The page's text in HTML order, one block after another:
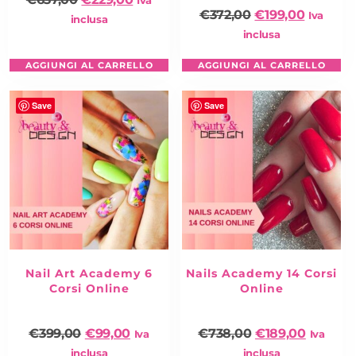
inclusa
AGGIUNGI AL CARRELLO
€372,00 €199,00 Iva
inclusa
AGGIUNGI AL CARRELLO
Save
Nail Art Academy 6
Corsi Online
€399,00 €99,00 Iva
inclusa
Save
Nails Academy 14 Corsi
Online
€738,00 €189,00 Iva
inclusa